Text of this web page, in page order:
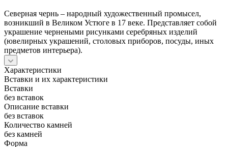
Северная чернь – народный художественный промысел,
возникший в Великом Устюге в 17 веке. Представляет собой
украшение чернеными рисунками серебряных изделий
(ювелирных украшений, столовых приборов, посуды, иных
предметов интерьера).
Характеристики
Вставки и их характеристики
Вставки
без вставок
Описание вставки
без вставок
Количество камней
без камней
Форма